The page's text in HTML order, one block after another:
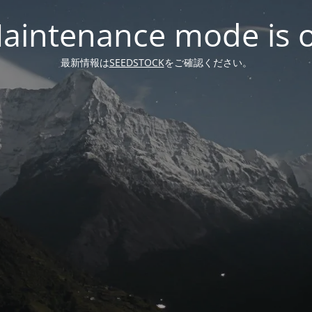
mode is
最新情報はSEEDSTOCKをご確認ください。